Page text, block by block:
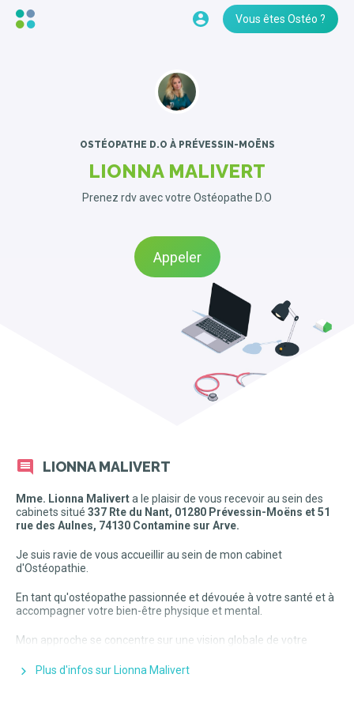
Vous êtes Ostéo ?
OSTÉOPATHE D.O À PRÉVESSIN-MOËNS
LIONNA MALIVERT
Prenez rdv avec votre Ostéopathe D.O
Appeler
LIONNA MALIVERT
Mme. Lionna Maliverta le plaisir de vous recevoir au sein des
cabinets situé 337 Rte du Nant, 01280 Prévessin-Moëns et 51
rue des Aulnes, 74130 Contamine sur Arve.
Je suis ravie de vous accueillir au sein de mon cabinet
d'Ostéopathie.
En tant qu'ostéopathe passionnée et dévouée à votre santé et à
accompagner votre bien-être physique et mental.
Mon approche se concentre sur une vision globale de votre
déséquilibres qui peuvent affecter votre corps et votre qualité de
Plus d'infos sur Lionna Malivert